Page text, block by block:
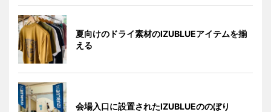
夏向けのドライ素材のIZUBLUEアイテムを揃
える
会場入口に設置されたIZUBLUEののぼり